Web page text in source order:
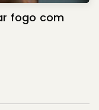
fogo com